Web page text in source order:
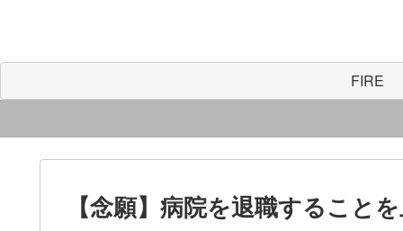
FIRE
【念願】病院を退職すること